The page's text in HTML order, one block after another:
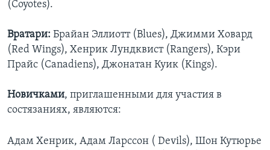
(Coyotes).
Вратари: Брайан Эллиотт (Blues), Джимми Ховард
(Red Wings), Хенрик Лундквист (Rangers), Кэри
Прайс (Canadiens), Джонатан Куик (Kings).
Новичками, приглашенными для участия в
состязаниях, являются:
Адам Хенрик, Адам Ларссон ( Devils), Шон Кутюрье